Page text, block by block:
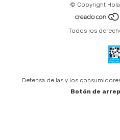
© Copyright
Todos los
Defensa de las y los
Botón de